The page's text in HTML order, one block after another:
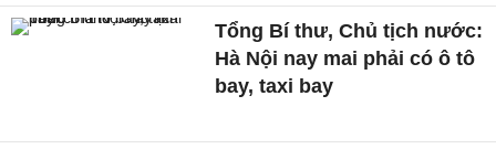
Tổng Bí thư, Chủ tịch nước:
Hà Nội nay mai phải có ô tô
bay, taxi bay